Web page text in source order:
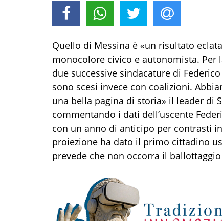
Quello di Messina è «un risultato
monocolore civico e autonomista. Per
due successive sindacature di
sono scesi invece con coalizioni.
una bella pagina di storia» il leader di
commentando i dati dell’uscente
con un anno di anticipo per contrasti
proiezione ha dato il primo cittadino
prevede che non occorra il